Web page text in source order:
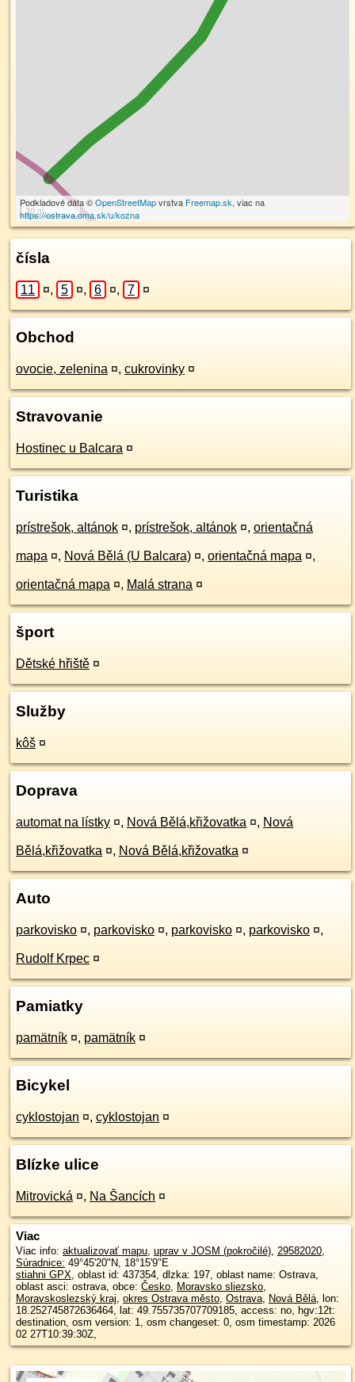
30 m
Podkladové dáta ©OpenStreetMapvrstva Freemap.sk, viac na
https://ostrava.oma.sk/u/kozna
čísla
11 ¤, 5 ¤, 6 ¤, 7 ¤
Obchod
ovocie, zelenina ¤, cukrovinky ¤
Stravovanie
Hostinec u Balcara ¤
Turistika
prístrešok, altánok ¤, prístrešok, altánok ¤, orientačná
mapa ¤, Nová Bělá (U Balcara) ¤, orientačná mapa ¤,
orientačná mapa ¤, Malá strana ¤
šport
Dětské hřiště ¤
Služby
kôš ¤
Doprava
automat na lístky ¤, Nová Bělá,křižovatka ¤, Nová
Bělá,křižovatka ¤, Nová Bělá,křižovatka ¤
Auto
parkovisko ¤, parkovisko ¤, parkovisko ¤, parkovisko ¤,
Rudolf Krpec ¤
Pamiatky
pamätník ¤, pamätník ¤
Bicykel
cyklostojan ¤, cyklostojan ¤
Blízke ulice
Mitrovická ¤, Na Šancích ¤
Viac
Viac info: aktualizovať mapu, uprav v JOSM (pokročilé), 29582020,
Súradnice: 49°45'20"N, 18°15'9"E
stiahni GPX, oblast id: 437354, dlzka: 197, oblast name: Ostrava,
oblast asci: ostrava, obce: Česko, Moravsko sliezsko,
Moravskoslezský kraj, okres Ostrava město, Ostrava, Nová Bělá, lon:
18.252745872636464, lat: 49.755735707709185, access: no, hgv:12t:
destination, osm version: 1, osm changeset: 0, osm timestamp: 2026
02 27T10:39:30Z,